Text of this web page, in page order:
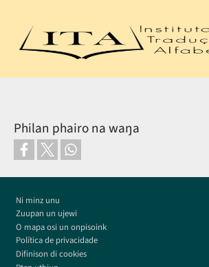
Philan phairo na waŋa
Footer
Ni minz unu
Zuupan un ujewi
O mapa osi un onpisoink
Política de privacidade
Difinison di cookies